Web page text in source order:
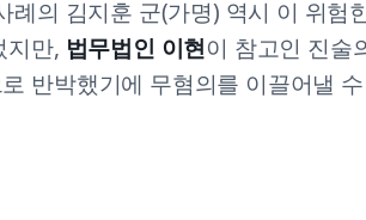
례의 김지훈 군(가명) 역시 이 위험
지만, 법무법인 이현이 참고인 진술
반박했기에 무혐의를 이끌어낼 수